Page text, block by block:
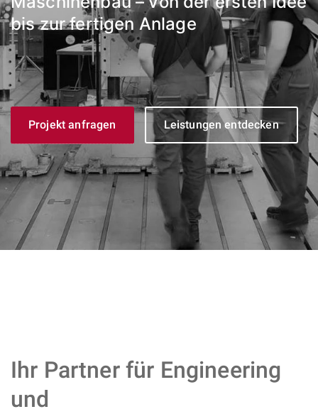
bis zur fertigen Anlage
Projekt anfragen Leistungen entdecken
Ihr Partner für Engineering
und